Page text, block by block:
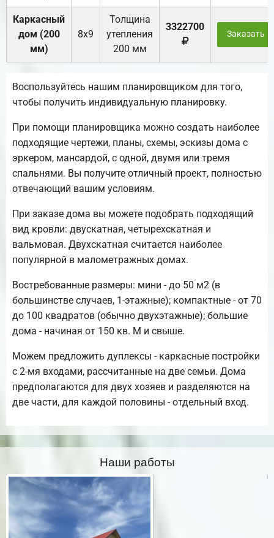
Каркасный
дом (200
мм)
8х9
Толщина
утепления
200 мм
3322700
Заказать
Воспользуйтесь нашим планировщиком для того,
чтобы получить индивидуальную планировку.
При помощи планировщика можно создать наиболее
подходящие чертежи, планы, схемы, эскизы дома с
эркером, мансардой, с одной, двумя или тремя
спальнями. Вы получите отличный проект, полностью
отвечающий вашим условиям.
При заказе дома вы можете подобрать подходящий
вид кровли: двускатная, четырехскатная и
вальмовая. Двухскатная считается наиболее
популярной в малометражных домах.
Востребованные размеры: мини - до 50 м2 (в
большинстве случаев, 1-этажные); компактные - от 70
до 100 квадратов (обычно двухэтажные); большие
дома - начиная от 150 кв. М и свыше.
Можем предложить дуплексы - каркасные постройки
с 2-мя входами, рассчитанные на две семьи. Дома
предполагаются для двух хозяев и разделяются на
две части, для каждой половины - отдельный вход.
Наши работы